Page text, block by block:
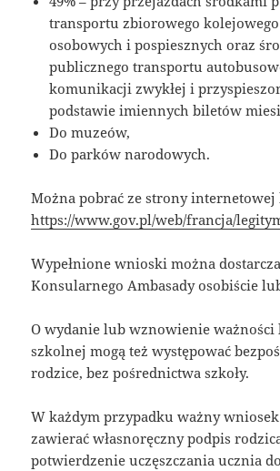
transportu zbiorowego kolejowego
osobowych i pospiesznych oraz
publicznego transportu
komunikacji zwykłej i
podstawie imiennych biletów
Do muzeów,
Do parków narodowych.
Można pobrać ze strony
https://www.gov.pl/web/francja/
Wypełnione wnioski można
Konsularnego Ambasady osobiście
O wydanie lub wznowienie ważności
szkolnej mogą też występować
rodzice, bez pośrednictwa szkoły.
W każdym przypadku ważny
zawierać własnoręczny podpis
potwierdzenie uczęszczania ucznia